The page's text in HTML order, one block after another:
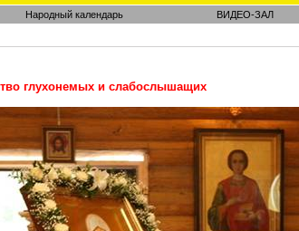
Народный календарь ВИДЕО-ЗАЛ
глухонемых и слабослышащих